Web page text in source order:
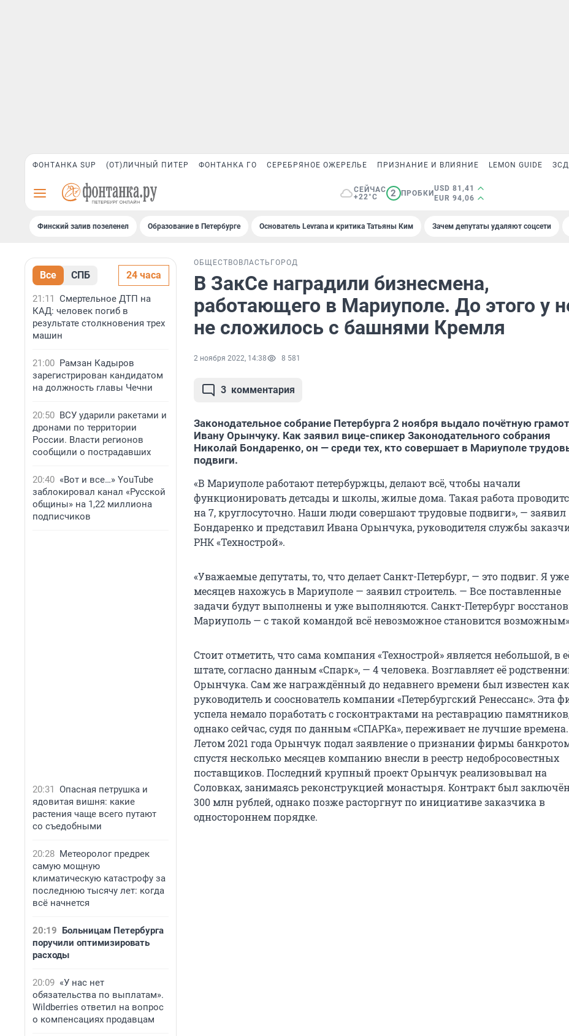
ФОНТАНКА SUP (ОТ)ЛИЧНЫЙ ПИТЕР ФОНТАНКА ГО СЕРЕБРЯНОЕ ОЖЕРЕЛЬЕ ПРИЗНАНИЕ И ВЛИЯНИЕ LEMON GUIDE
СЕЙЧАС
+22°C
2 ПРОБКИ
USD 81,41
EUR 94,06
Финский залив позеленел Образование в Петербурге Основатель Levrana и критика Татьяны Ким Зачем депутаты удаляют соцсети
Все СПБ 24 часа
21:11 Смертельное ДТП на
КАД: человек погиб в
результате столкновения трех
машин
21:00 Рамзан Кадыров
зарегистрирован кандидатом
на должность главы Чечни
20:50 ВСУ ударили ракетами и
дронами по территории
России. Власти регионов
сообщили о пострадавших
20:40 «Вот и все…» YouTube
заблокировал канал «Русской
общины» на 1,22 миллиона
подписчиков
20:31 Опасная петрушка и
ядовитая вишня: какие
растения чаще всего путают
со съедобными
20:28 Метеоролог предрек
самую мощную
климатическую катастрофу за
последнюю тысячу лет: когда
всё начнется
20:19 Больницам Петербурга
поручили оптимизировать
расходы
20:09 «У нас нет
обязательства по выплатам».
Wildberries ответил на вопрос
о компенсациях продавцам
ОБЩЕСТВО ВЛАСТЬ ГОРОД
В ЗакСе наградили бизнесмена,
работающего в Мариуполе. До этого у
не сложилось с башнями Кремля
2 ноября 2022, 14:38 8 581
3 комментария
Законодательное собрание Петербурга 2 ноября выдало почётную
Ивану Орынчуку. Как заявил вице-спикер Законодательного собрания
Николай Бондаренко, он — среди тех, кто совершает в Мариуполе
подвиги.
«В Мариуполе работают петербуржцы, делают всё, чтобы начали
функционировать детсады и школы, жилые дома. Такая работа
на 7, круглосуточно. Наши люди совершают трудовые подвиги», — заявил
Бондаренко и представил Ивана Орынчука, руководителя службы
РНК «Технострой».
«Уважаемые депутаты, то, что делает Санкт-Петербург, — это подвиг. Я
месяцев нахожусь в Мариуполе — заявил строитель. — Все поставленные
задачи будут выполнены и уже выполняются. Санкт-Петербург
Мариуполь — с такой командой всё невозможное становится
Стоит отметить, что сама компания «Технострой» является небольшой, в
штате, согласно данным «Спарк», — 4 человека. Возглавляет её
Орынчука. Сам же награждённый до недавнего времени был известен как
руководитель и сооснователь компании «Петербургский Ренессанс». Эта
успела немало поработать с госконтрактами на реставрацию
однако сейчас, судя по данным «СПАРКа», переживает не лучшие времена.
Летом 2021 года Орынчук подал заявление о признании фирмы
спустя несколько месяцев компанию внесли в реестр недобросовестных
поставщиков. Последний крупный проект Орынчук реализовывал на
Соловках, занимаясь реконструкцией монастыря. Контракт был
300 млн рублей, однако позже расторгнут по инициативе заказчика в
одностороннем порядке.